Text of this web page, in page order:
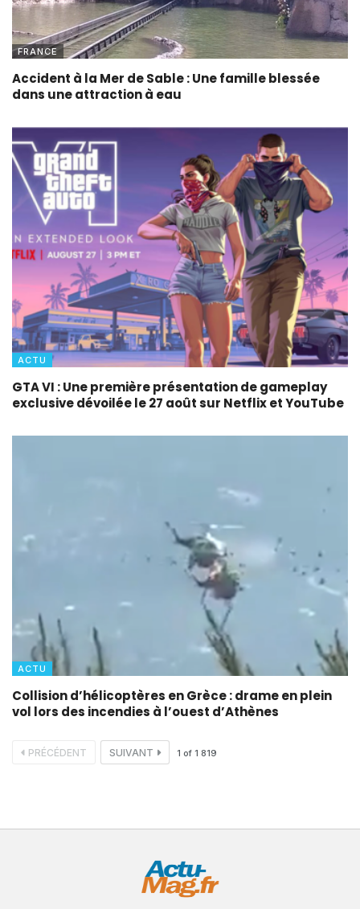
FRANCE
Accident à la Mer de Sable : Une famille blessée
dans une attraction à eau
ACTU
GTA VI : Une première présentation de gameplay
exclusive dévoilée le 27 août sur Netflix et YouTube
ACTU
Collision d’hélicoptères en Grèce : drame en plein
vol lors des incendies à l’ouest d’Athènes
PRÉCÉDENT SUIVANT 1 of 1 819